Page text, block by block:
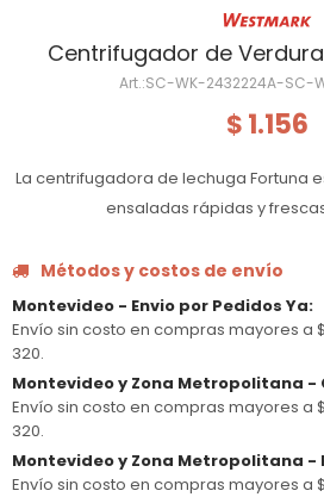
Centrifugador de
SC-WK-2432224A-SC-
$ 1.156
La centrifugadora de lechuga Fortuna
ensaladas rápidas y
Métodos y costos de envío
Montevideo - Envio por Pedidos Ya:
Envío sin costo en compras mayores a
320.
Montevideo y Zona Metropolitana
Envío sin costo en compras mayores a
320.
Montevideo y Zona Metropolitana -
Envío sin costo en compras mayores a